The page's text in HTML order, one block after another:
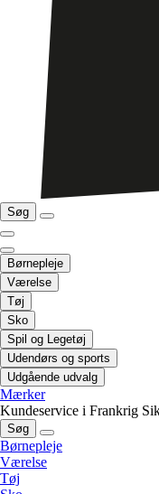
Søg
Børnepleje
Værelse
Tøj
Sko
Spil og Legetøj
Udendørs og sports
Udgående udvalg
Mærker
Kundeservice i Frankrig
Søg
Børnepleje
Værelse
Tøj